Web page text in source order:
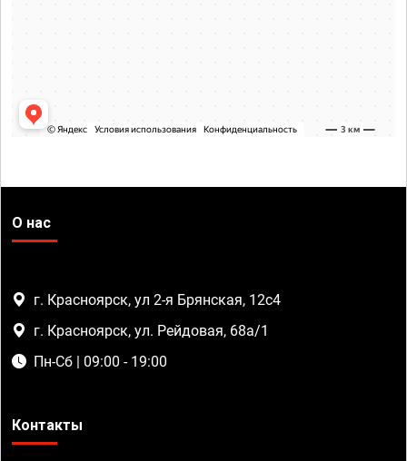
О нас
г. Красноярск, ул 2-я Брянская, 12с4
г. Красноярск, ул. Рейдовая, 68а/1
Пн-Сб | 09:00 - 19:00
Контакты